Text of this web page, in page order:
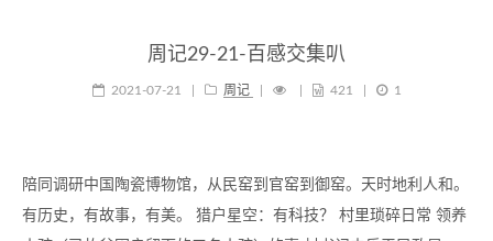
周记29-21-百感交集叭
2021-07-21 周记 421 1
陪同调研中国陶瓷博物馆，从民窑到官窑到御窑。天时地利人和。
有历史，有故事，有美。 猎户星空：有科技？ 村里琐碎日常 领养